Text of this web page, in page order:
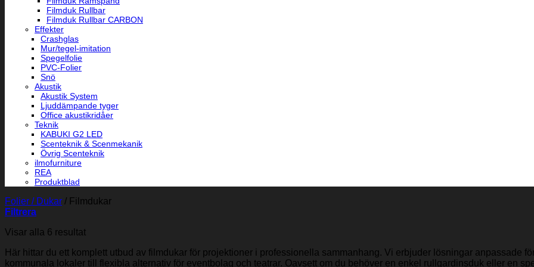
Filmduk Rullbar
Filmduk Rullbar CARBON
Effekter
Crashglas
Mur/tegel-imitation
Spegelfolie
PVC-Folier
Snö
Akustik
Akustik System
Ljuddämpande tyger
Office akustikridåer
Teknik
KABUKI G2 LED
Scenteknik & Scenmekanik
Övrig Scenteknik
ilmofurniture
REA
Produktblad
Folier / Dukar / Filmdukar
Filtrera
Visar alla 6 resultatSortera
popularitet
Här hittar du ett komplett utbud av filmdukar för projektioner i professionella sammanhang. Vi erbjuder lösningar anpassade
kommunala lokaler till flexibla alternativ för eventbolag och teatrar. Oavsett om du behöver en enkel rullgardinsduk eller en